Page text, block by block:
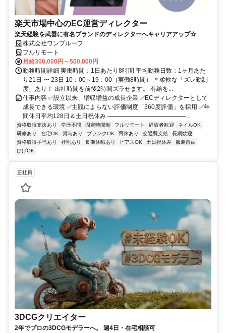
楽天市場中心のEC運営ディレクター
楽天経験を武器に有名ブランドのディレクターへキャリアアップ☆
株式会社ワンプルーフ
フルリモート
月給300,000円～500,000円
勤務時間詳細 実働時間：1日あたり8時間 平均勤務日数：1ヶ月あた
り21日 〜 23日 10：00～19：00（実働8時間） ＊柔軟な「ズレ勤制
度」あり！ 出社時間を前後2時間ズラせます。 有給を...
仕事内容 ✅設立以来、増収増益の成長企業 ✅ECディレクターとして
成長できる環境 ✅主観によらない評価制度「360度評価」を採用 ✅年
間休日平均128日＆土日祝休み ―――――――――――――...
資格取得支援あり 学歴不問 固定時間制 フルリモート 経験者歓迎
ネイルOK
研修あり
在宅OK 賞与あり ブランクOK 育休あり 交通費支給
長期歓迎
資格取得手当あり
社割あり 長期休暇あり ピアスOK 土日祝休み
服装自由
ひげOK
正社員
3DCGクリエイター
2年でプロの3DCGモデラーへ。 週4日・在宅相談可